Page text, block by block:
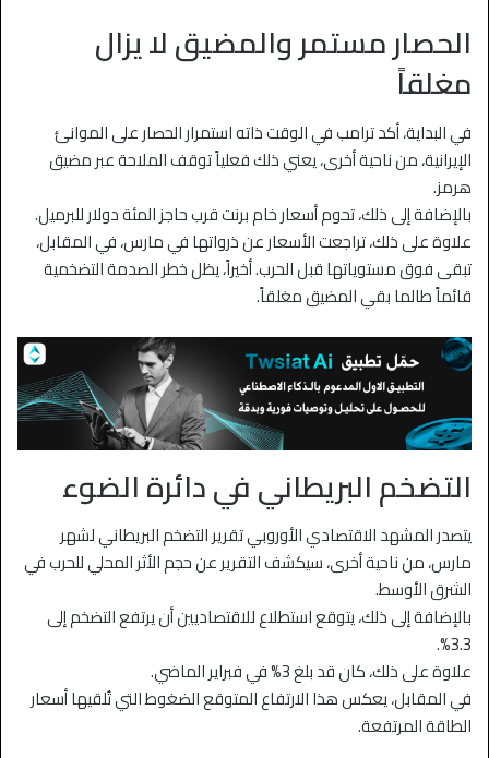
الحصار مستمر والمضيق لا يزال
مغلقاً
في البداية، أكد ترامب في الوقت ذاته استمرار الحصار على الموانئ
الإيرانية، من ناحية أخرى، يعني ذلك فعلياً توقف الملاحة عبر مضيق
هرمز.
بالإضافة إلى ذلك، تحوم أسعار خام برنت قرب حاجز المئة دولار للبرميل.
علاوة على ذلك، تراجعت الأسعار عن ذرواتها في مارس، في المقابل،
تبقى فوق مستوياتها قبل الحرب. أخيراً، يظل خطر الصدمة التضخمية
قائماً طالما بقي المضيق مغلقاً.
التضخم البريطاني في دائرة الضوء
يتصدر المشهد الاقتصادي الأوروبي تقرير التضخم البريطاني لشهر
مارس، من ناحية أخرى، سيكشف التقرير عن حجم الأثر المحلي للحرب في
الشرق الأوسط.
بالإضافة إلى ذلك، يتوقع استطلاع للاقتصاديين أن يرتفع التضخم إلى
3.3%.
علاوة على ذلك، كان قد بلغ 3% في فبراير الماضي.
في المقابل، يعكس هذا الارتفاع المتوقع الضغوط التي تُلقيها أسعار
الطاقة المرتفعة.